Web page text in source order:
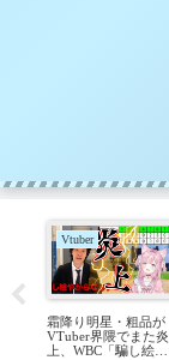
Vtuber
霜降り明星・粗品が
VTuber界隈でまた炎
上、WBC「騙し絵や